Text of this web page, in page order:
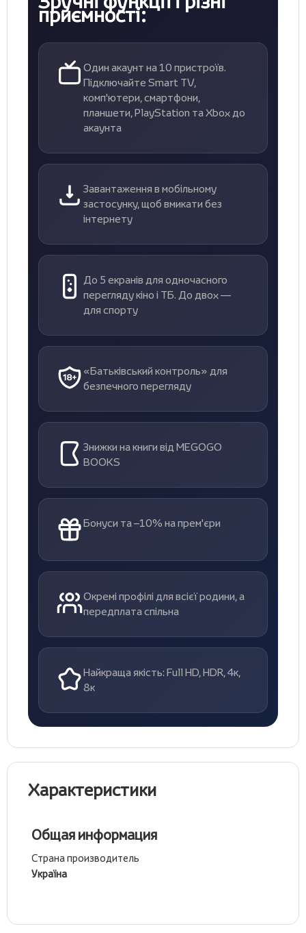
приємності:
Один акаунт на 10 пристроїв.
Підключайте Smart TV,
комп'ютери, смартфони,
планшети, PlayStation та Xbox до
акаунта
Завантаження в мобільному
застосунку, щоб вмикати без
інтернету
До 5 екранів для одночасного
перегляду кіно і ТБ. До двох —
для спорту
«Батьківський контроль» для
безпечного перегляду
Знижки на книги від MEGOGO
BOOKS
Бонуси та –10% на прем'єри
Окремі профілі для всієї родини, а
передплата спільна
Найкраща якість: Full HD, HDR, 4к,
8к
Характеристики
Общая информация
Страна производитель
Україна